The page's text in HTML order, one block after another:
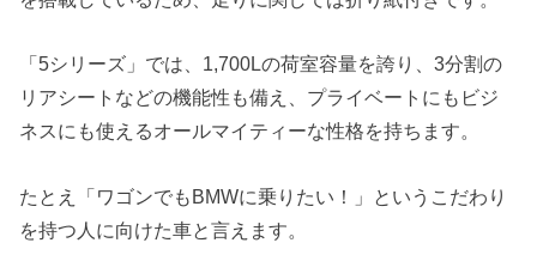
「5シリーズ」では、1,700Lの荷室容量を誇り、3分割の
リアシートなどの機能性も備え、プライベートにもビジ
ネスにも使えるオールマイティーな性格を持ちます。
たとえ「ワゴンでもBMWに乗りたい！」というこだわり
を持つ人に向けた車と言えます。